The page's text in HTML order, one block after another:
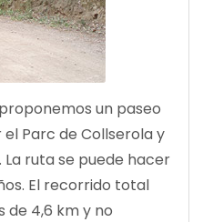
un paseo
Parc de Collserola y
ruta se puede hacer
El recorrido total
de 4,6 km y no